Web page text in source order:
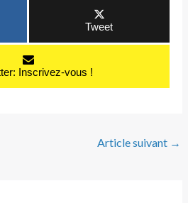
Tweet
Inscrivez-vous !
Article suivant →